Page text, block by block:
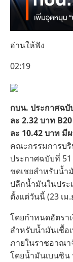
อ่านให้ฟัง
02:19
กบน. ประกาศฉ
ละ 2.32 บาท
ละ 10.42 บาท มี
คณะกรรมการบริ
ประกาศฉบับที่ 51
ชดเชยสำหรับน้ำ
ปลีกน้ำมันในประ
ตั้งแต่วันนี้ (23 เม
โดยกำหนดอัตรา
สำหรับน้ำมันเชื้อ
ภายในราชอาณ
โดยน้ำมันเบนซิน